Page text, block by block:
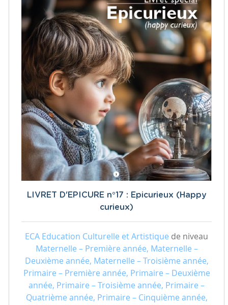
LIVRET D'EPICURE n°17 : Epicurieux (Happy
curieux)
ECA Education Culturelle et Artistique de niveau
Maternelle – Première année, Maternelle –
Deuxième année, Maternelle – Troisième année,
Primaire – Première année, Primaire – Deuxième
année, Primaire – Troisième année, Primaire –
Quatrième année, Primaire – Cinquième année,